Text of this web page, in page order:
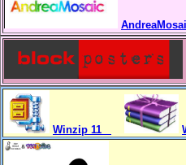
Winzip 11